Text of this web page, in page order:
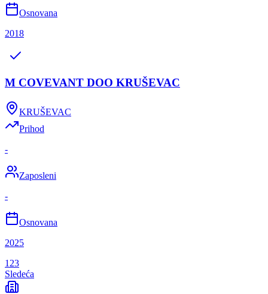
Osnovana
2018
M COVEVANT DOO KRUŠEVAC
KRUŠEVAC
Prihod
-
Zaposleni
-
Osnovana
2025
1 23
Sledeća